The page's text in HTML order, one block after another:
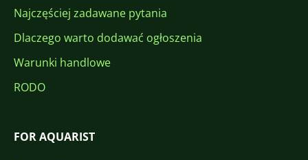
Najczęściej zadawane pytania
Dlaczego warto dodawać ogłoszenia
Warunki handlowe
RODO
FOR AQUARIST